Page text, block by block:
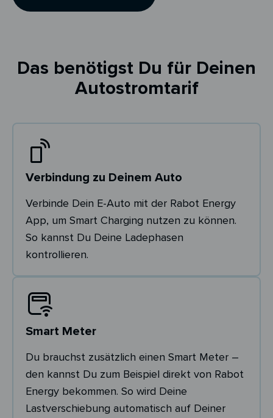
Das benötigst Du für Deinen
Autostromtarif
Verbindung zu Deinem Auto
Verbinde Dein E-Auto mit der Rabot Energy
App, um Smart Charging nutzen zu können.
So kannst Du Deine Ladephasen
kontrollieren.
Smart Meter
Du brauchst zusätzlich einen Smart Meter –
den kannst Du zum Beispiel direkt von Rabot
Energy bekommen. So wird Deine
Lastverschiebung automatisch auf Deiner